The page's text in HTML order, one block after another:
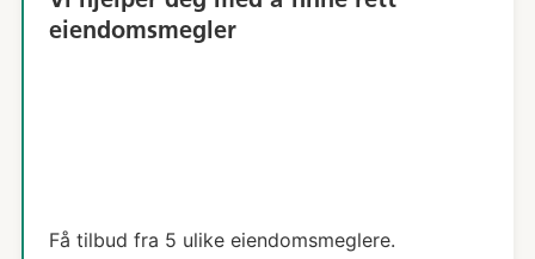
eiendomsmegler
Få tilbud fra 5 ulike eiendomsmeglere.